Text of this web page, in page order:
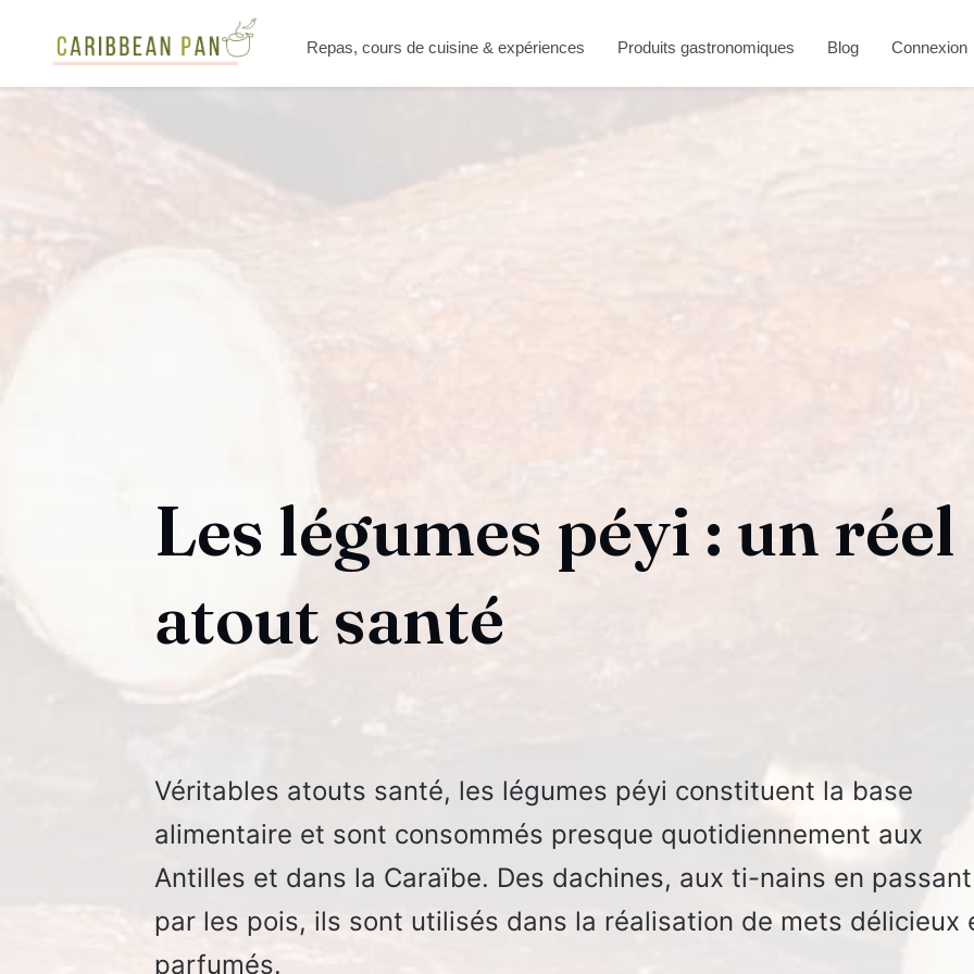
Repas, cours de cuisine & expériences Produits gastronomiques Blog Connexion
Les légumes péyi : un réel
atout santé
Véritables atouts santé, les légumes péyi constituent la base
alimentaire et sont consommés presque quotidiennement aux
Antilles et dans la Caraïbe. Des dachines, aux ti-nains en passant
par les pois, ils sont utilisés dans la réalisation de mets délicieux
parfumés.